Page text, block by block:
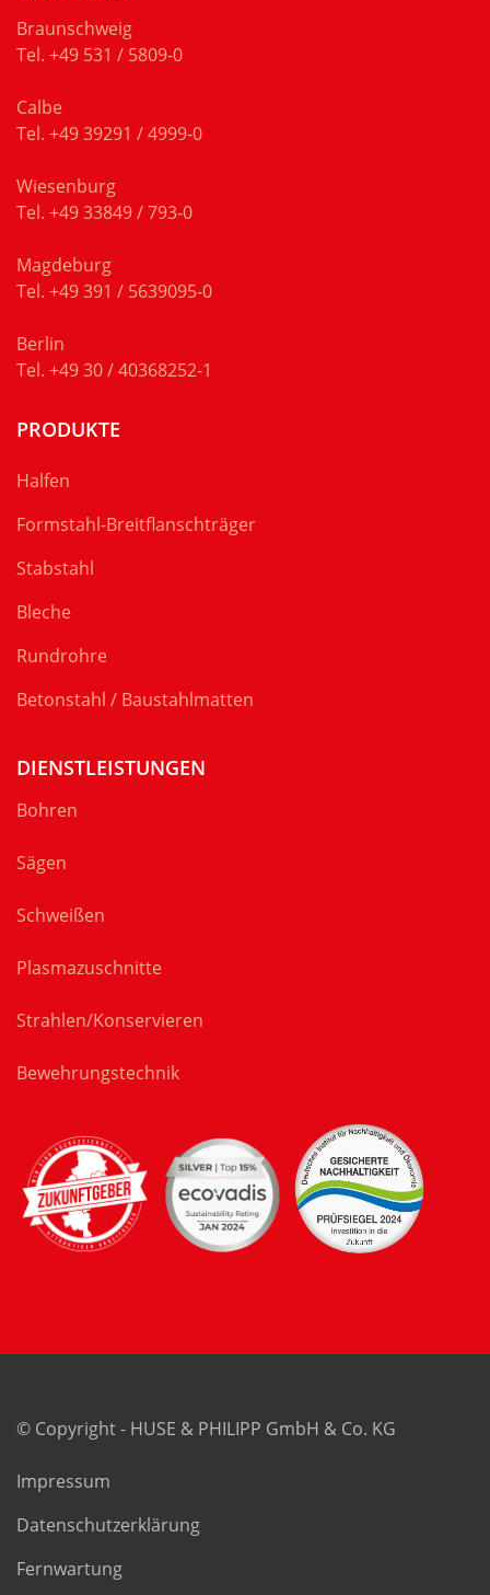
Braunschweig
Tel. +49 531 / 5809-0
Calbe
Tel. +49 39291 / 4999-0
Wiesenburg
Tel. +49 33849 / 793-0
Magdeburg
Tel. +49 391 / 5639095-0
Berlin
Tel. +49 30 / 40368252-1
PRODUKTE
Halfen
Formstahl-Breitflanschträger
Stabstahl
Bleche
Rundrohre
Betonstahl / Baustahlmatten
DIENSTLEISTUNGEN
Bohren
Sägen
Schweißen
Plasmazuschnitte
Strahlen/Konservieren
Bewehrungstechnik
© Copyright - HUSE & PHILIPP GmbH & Co. KG
Impressum
Datenschutzerklärung
Fernwartung